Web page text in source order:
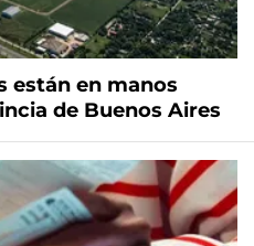
están en manos
de Buenos Aires